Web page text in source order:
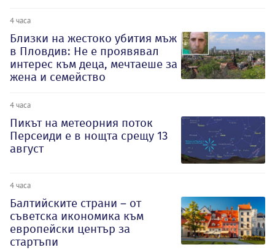
4 часа
Близки на жестоко убития мъж
в Пловдив: Не е проявявал
интерес към деца, мечтаеше за
жена и семейство
4 часа
Пикът на метеорния поток
Персеиди е в нощта срещу 13
август
4 часа
Балтийските страни – от
съветска икономика към
европейски център за
стартъпи